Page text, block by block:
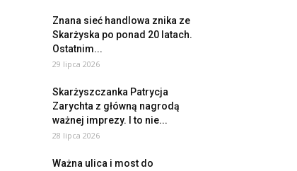
Znana sieć handlowa znika ze
Skarżyska po ponad 20 latach.
Ostatnim...
29 lipca 2026
Skarżyszczanka Patrycja
Zarychta z główną nagrodą
ważnej imprezy. I to nie...
28 lipca 2026
Ważna ulica i most do